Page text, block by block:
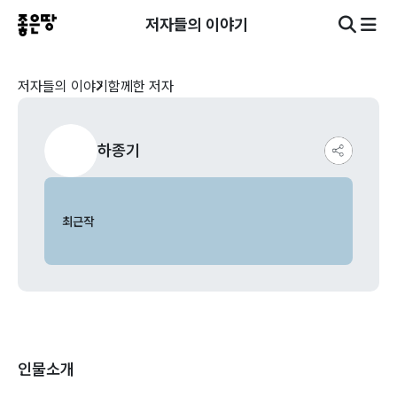
저자들의 이야기
저자들의 이야기 함께한 저자
하종기
최근작
인물소개